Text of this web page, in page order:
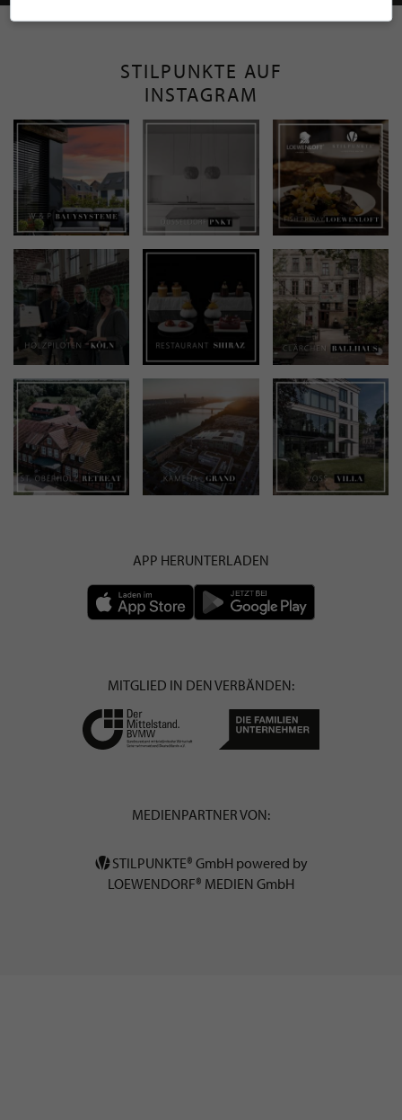
STILPUNKTE AUF
INSTAGRAM
APP HERUNTERLADEN
MITGLIED IN DEN VERBÄNDEN:
MEDIENPARTNER VON:
STILPUNKTE® GmbH powered by
LOEWENDORF® MEDIEN GmbH